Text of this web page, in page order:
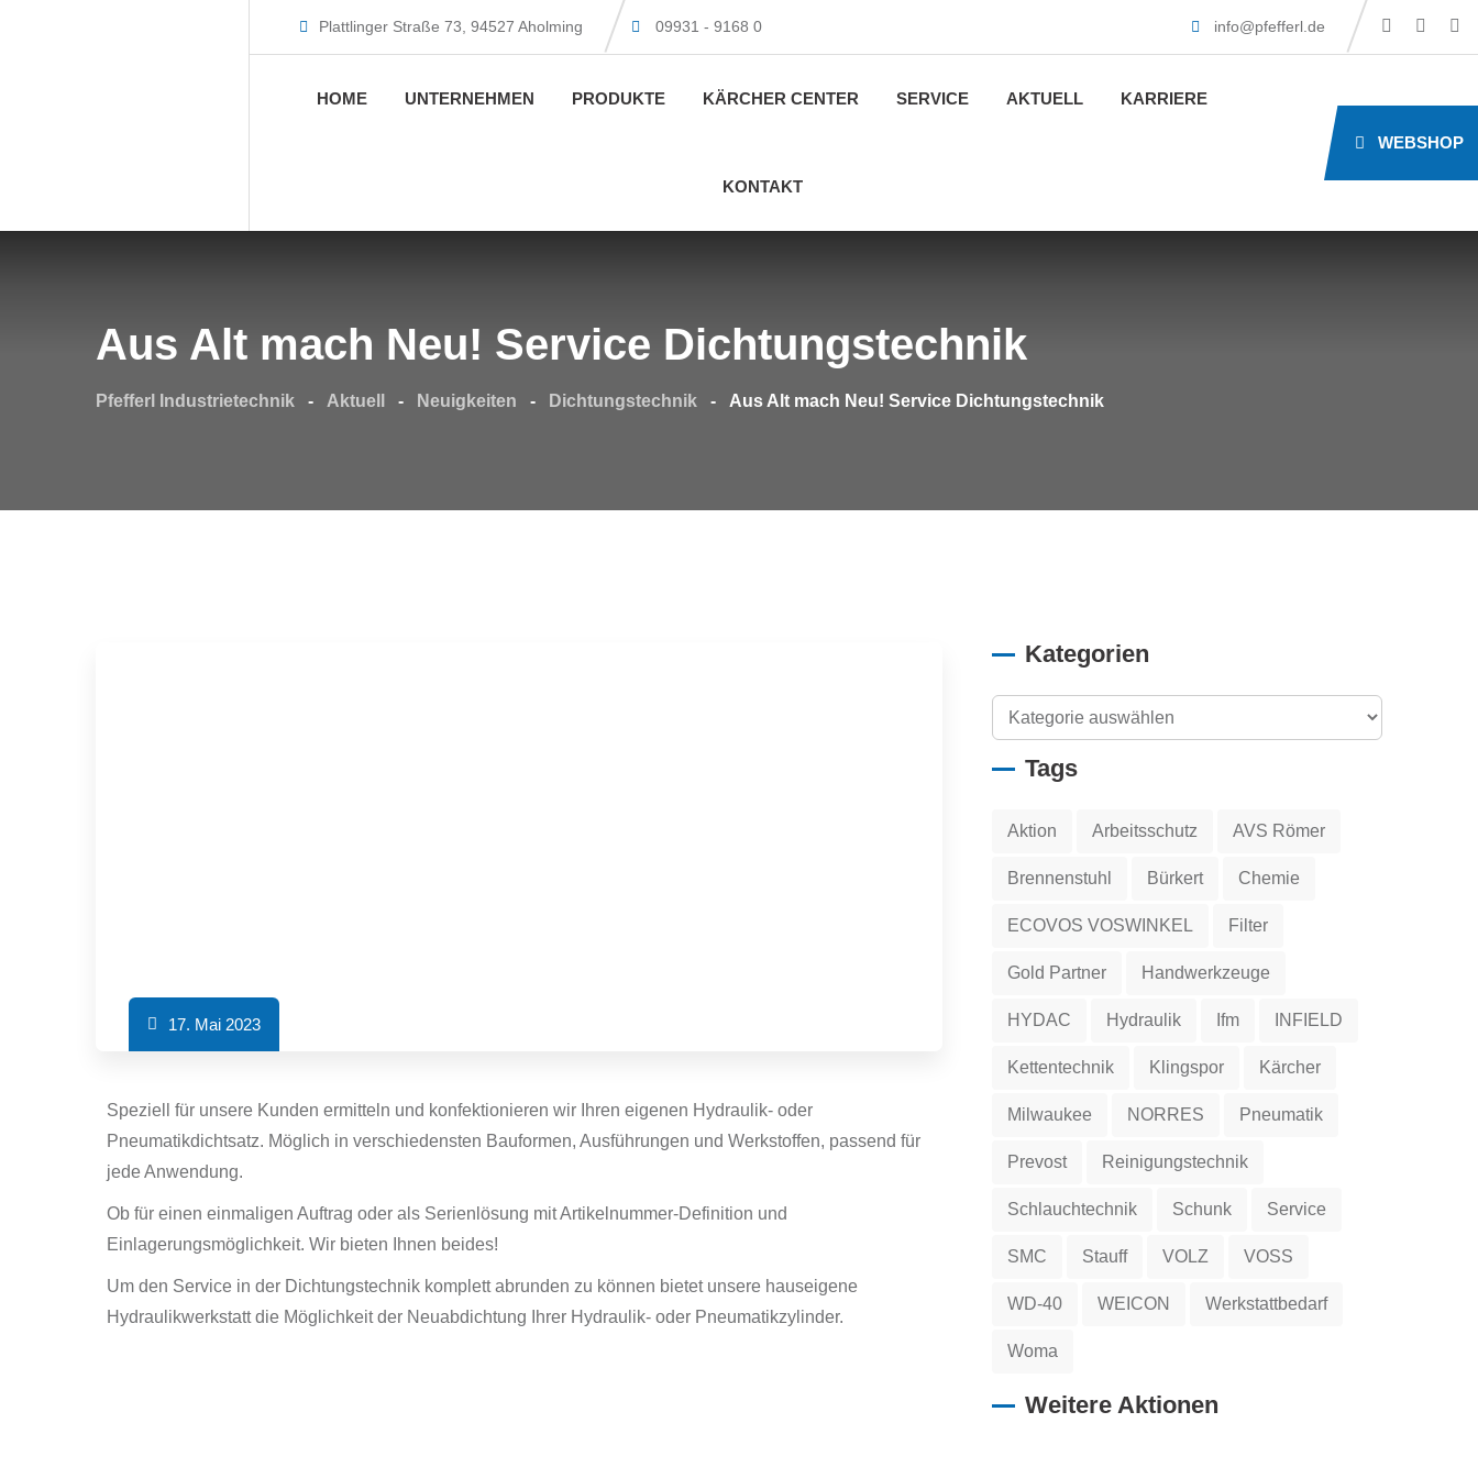
Plattlinger Straße 73, 94527 Aholming 09931 - 9168 0 info@pfefferl.de
HOME UNTERNEHMEN PRODUKTE KÄRCHER CENTER SERVICE AKTUELL KARRIERE
KONTAKT
WEBSHOP
Aus Alt mach Neu! Service Dichtungstechnik
Pfefferl Industrietechnik - Aktuell - Neuigkeiten - Dichtungstechnik - Aus Alt mach Neu! Service Dichtungstechnik
17. Mai 2023
Speziell für unsere Kunden ermitteln und konfektionieren wir Ihren eigenen Hydraulik- oder
Pneumatikdichtsatz. Möglich in verschiedensten Bauformen, Ausführungen und Werkstoffen, passend für
jede Anwendung.
Ob für einen einmaligen Auftrag oder als Serienlösung mit Artikelnummer-Definition und
Einlagerungsmöglichkeit. Wir bieten Ihnen beides!
Um den Service in der Dichtungstechnik komplett abrunden zu können bietet unsere hauseigene
Hydraulikwerkstatt die Möglichkeit der Neuabdichtung Ihrer Hydraulik- oder Pneumatikzylinder.
Kategorien
Tags
Aktion Arbeitsschutz AVS Römer
Brennenstuhl Bürkert Chemie
ECOVOS VOSWINKEL Filter
Gold Partner Handwerkzeuge
HYDAC Hydraulik Ifm INFIELD
Kettentechnik Klingspor Kärcher
Milwaukee NORRES Pneumatik
Prevost Reinigungstechnik
Schlauchtechnik Schunk Service
SMC Stauff VOLZ VOSS
WD-40 WEICON Werkstattbedarf
Woma
Weitere Aktionen